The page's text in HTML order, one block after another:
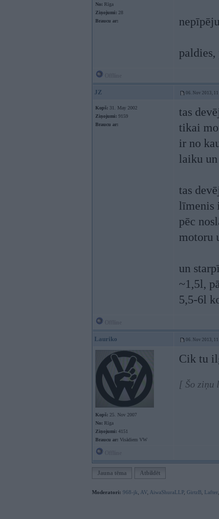
No: Rīga
Ziņojumi: 28
Braucu ar:
JZ 06. Nov 2013,
Kopš: 31. May 2002
Ziņojumi: 9159
Braucu ar:
tas
tikai
ir no
laiku
tas
līmenis
pēc
motoru
un
~1,5l,
5,5-6l
Lauriko 06. Nov 2013,
Kopš: 25. Nov 2007
No: Rīga
Ziņojumi: 4151
Braucu ar: Visādiem VW
Cik tu
[ Šo ziņu
Jauna tēma Atbildēt
Moderatori: 968-jk AV AiwaShuraLLP, GirtzB Lafter